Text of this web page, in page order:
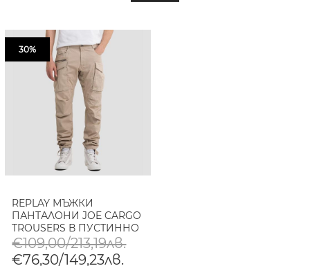
30%
REPLAY МЪЖКИ
ПАНТАЛОНИ JOE CARGO
TROUSERS В ПУСТИННО
БЕЖОВО
€109,00/213,19лв.
€76,30/149,23лв.